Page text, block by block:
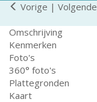
Vorige | Volgende
Omschrijving
Kenmerken
Foto's
360° foto's
Plattegronden
Kaart